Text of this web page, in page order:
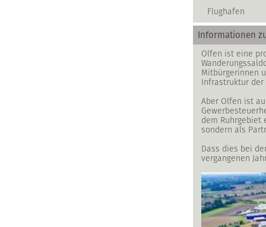
Flughafen
Informationen
Olfen ist eine
Mitbürgerinnen
Infrastruktur der
Aber Olfen ist
dem
sondern als
Dass dies bei
vergangenen